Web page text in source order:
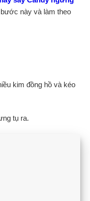
này và làm theo
kim đồng hồ và kéo
tụ ra.